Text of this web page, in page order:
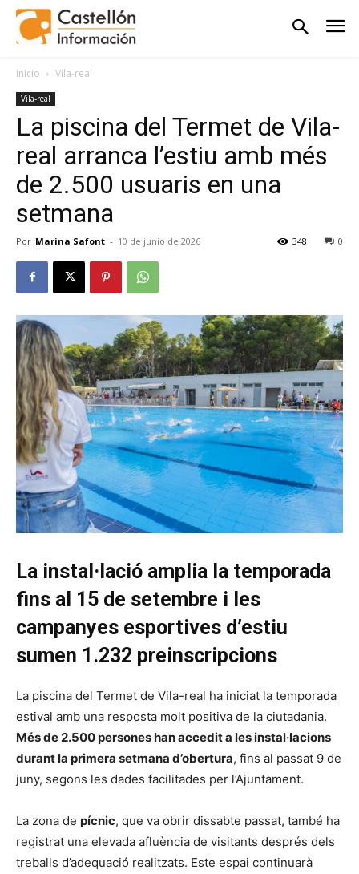
Inicio Vila-real
Vila-real
La piscina del Termet de Vila-
real arranca l’estiu amb més
de 2.500 usuaris en una
setmana
Por Marina Safont - 10 de junio de 2026 0
348
La instal·lació amplia la temporada
fins al 15 de setembre i les
campanyes esportives d’estiu
sumen 1.232 preinscripcions
La piscina del Termet de Vila-real ha iniciat la temporada
estival amb una resposta molt positiva de la ciutadania.
Més de 2.500 persones han accedit a les instal·lacions
durant la primera setmana d’obertura, fins al passat 9 de
juny, segons les dades facilitades per l’Ajuntament.
La zona de pícnic, que va obrir dissabte passat, també ha
registrat una elevada afluència de visitants després dels
treballs d’adequació realitzats. Este espai continuarà